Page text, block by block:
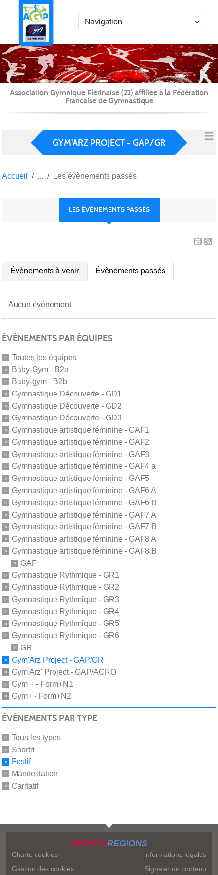
Association Gymnique Plérinaise (22) affiliée à la Fédération
Française de Gymnastique
GYM'ARZ PROJECT - GAP/GR
Accueil Les évènements passés
LES ÉVÈNEMENTS PASSÉS
Évènements à venir Évènements passés
Aucun événement
ÉVÉNEMENTS PAR ÉQUIPES
Toutes les équipes
Baby-Gym - B2a
Baby-gym - B2b
Gymnastique Découverte - GD1
Gymnastique Découverte - GD2
Gymnastique Découverte - GD3
Gymnastique artistique féminine - GAF1
Gymnastique artistique féminine - GAF2
Gymnastique artistique féminine - GAF3
Gymnastique artistique féminine - GAF4 a
Gymnastique artistique féminine - GAF5
Gymnastique artistique féminine - GAF6 A
Gymnastique artistique féminine - GAF6 B
Gymnastique artistique féminine - GAF7 A
Gymnastique artistique féminine - GAF7 B
Gymnastique artistique féminine - GAF8 A
Gymnastique artistique féminine - GAF8 B
GAF
Gymnastique Rythmique - GR1
Gymnastique Rythmique - GR2
Gymnastique Rythmique - GR3
Gymnastique Rythmique - GR4
Gymnastique Rythmique - GR5
Gymnastique Rythmique - GR6
GR
Gym'Arz Project - GAP/GR
Gym Arz' Project - GAP/ACRO
Gym + - Form+N1
Gym+ - Form+N2
ÉVÉNEMENTS PAR TYPE
Tous les types
Sportif
Festif
Manifestation
Caritatif
SPORTSREGIONS
Charte cookies
Gestion des cookies
Informations légales
Signaler un contenu
Panneau de gestion des cookies